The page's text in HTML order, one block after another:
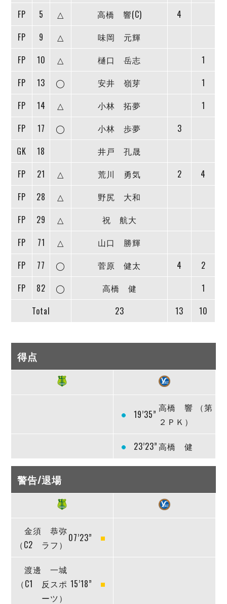
ポルセイド浜田
ミラクルスマイル新居浜
FP
5 △ 高橋 響(C)
4
FP
9 △
味岡 元輝
FP
10 △ 樋口 岳志
1
FP
13 ◯ 安井 嶺芽
1
FP
14 △ 小林 拓夢
1
FP
17 ◯ 小林 歩夢
3
GK
18
井戸 孔晟
FP
21 △ 荒川 勇気 2
4
FP
28 △
野尻 大和
FP
29 △
祝 航大
FP
71 △
山口 勝輝
FP
77 ◯ 菅原 健太 4
2
FP
82 ◯ 高橋 健
1
Total
23 13 10
得点
19’35”
高橋 響 （第
２ＰＫ）
23’23”高橋 健
警告/退場
金須 恭弥
（C2 ラフ）
07’23”
渡邊 一城
（C1 反スポ
ーツ）
15’18”